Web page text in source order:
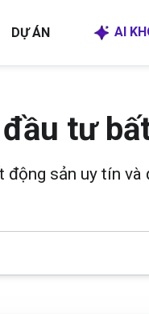
DỰ ÁN AI
tư
sản uy tín và